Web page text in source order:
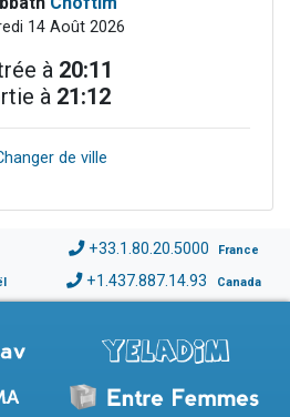
14 Août 2026
à 20:11
à 21:12
de ville
+33.1.80.20.5000 France
+1.437.887.14.93 Canada